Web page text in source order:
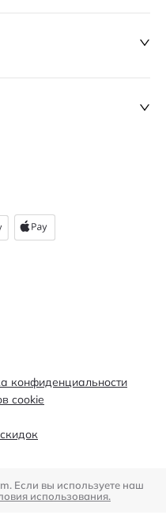
конфиденциальности
cookie
Если вы используете наш
использования.